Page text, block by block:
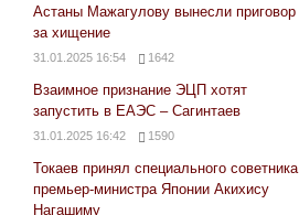
Астаны Мажагулову вынесли приговор
за хищение
31.01.2025 16:54 1642
Взаимное признание ЭЦП хотят
запустить в ЕАЭС – Сагинтаев
31.01.2025 16:42 1590
Токаев принял специального советника
премьер-министра Японии Акихису
Нагашиму